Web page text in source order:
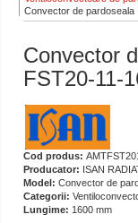
Convector de pardoseala
Convector
FST20-11-
Cod produs:
Producator: ISAN
Model: Convector de
Categorii:
Lungime: 1600 mm